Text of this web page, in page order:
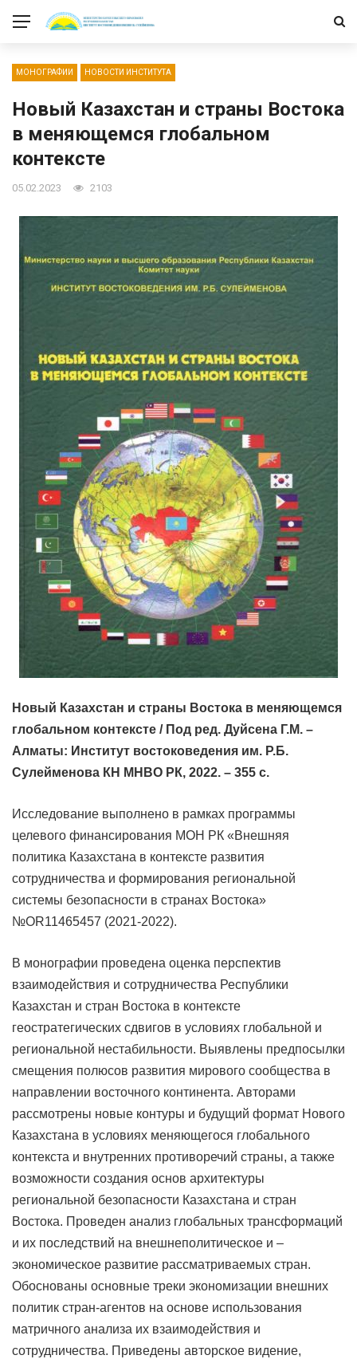
МОНОГРАФИИ НОВОСТИ ИНСТИТУТА
Новый Казахстан и страны Востока
в меняющемся глобальном
контексте
05.02.2023 2103
Новый Казахстан и страны Востока в меняющемся
глобальном контексте / Под ред. Дуйсена Г.М. –
Алматы: Институт востоковедения им. Р.Б.
Сулейменова КН МНВО РК, 2022. – 355 c.
Исследование выполнено в рамках программы
целевого финансирования МОН РК «Внешняя
политика Казахстана в контексте развития
сотрудничества и формирования региональной
системы безопасности в странах Востока»
№OR11465457 (2021-2022).
В монографии проведена оценка перспектив
взаимодействия и сотрудничества Республики
Казахстан и стран Востока в контексте
геостратегических сдвигов в условиях глобальной и
региональной нестабильности. Выявлены предпосылки
смещения полюсов развития мирового сообщества в
направлении восточного континента. Авторами
рассмотрены новые контуры и будущий формат Нового
Казахстана в условиях меняющегося глобального
контекста и внутренних противоречий страны, а также
возможности создания основ архитектуры
региональной безопасности Казахстана и стран
Востока. Проведен анализ глобальных трансформаций
и их последствий на внешнеполитическое и –
экономическое развитие рассматриваемых стран.
Обоснованы основные треки экономизации внешних
политик стран-агентов на основе использования
матричного анализа их взаимодействия и
сотрудничества. Приведены авторское видение,